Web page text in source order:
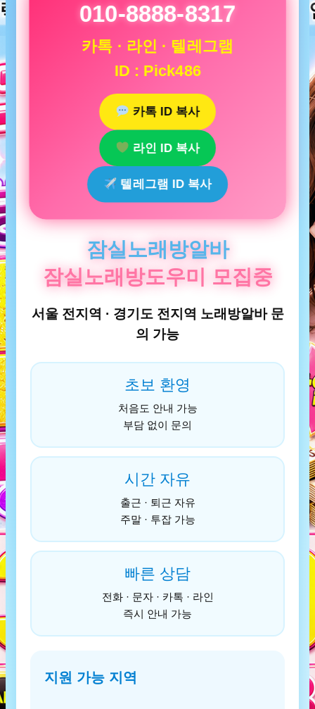
010-8888-8317
카톡 · 라인 · 텔레그램
ID : Pick486
카톡 ID 복사
라인 ID 복사
텔레그램 ID 복사
잠실노래방알바
잠실노래방도우미 모집중
서울 전지역 · 경기도 전지역 노래방알바 문
의 가능
초보 환영
처음도 안내 가능
부담 없이 문의
시간 자유
출근 · 퇴근 자유
주말 · 투잡 가능
빠른 상담
전화 · 문자 · 카톡 · 라인
즉시 안내 가능
지원 가능 지역